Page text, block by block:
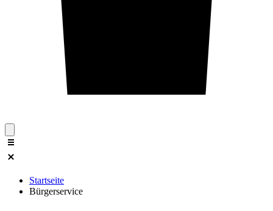
Startseite
Bürgerservice